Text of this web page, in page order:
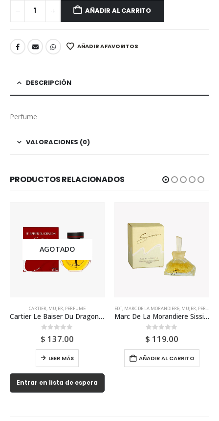
AÑADIR AL CARRITO
AÑADIR A FAVORITOS
DESCRIPCIÓN
Perfume
VALORACIONES (0)
PRODUCTOS RELACIONADOS
AGOTADO
CARTIER MUJER PERFUME
Cartier Le Baiser Du Dragon 100ml Para Mujer
0 out of 5
$ 137.00
LEER MÁS
Entrar en lista de espera
EDT MARC DE LA MORANDIERE MUJER PERFUME
Marc De La Morandiere Sissi Edt 30ml Para Mujer
0 out of 5
$ 119.00
AÑADIR AL CARRITO